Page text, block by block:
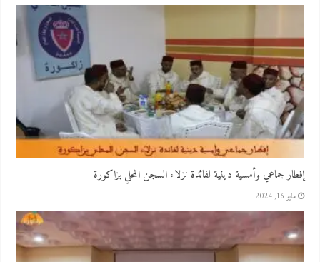
إفطار جماعي وأمسية دينية لفائدة نزلاء السجن المحلي بزاكورة
مايو 16, 2024